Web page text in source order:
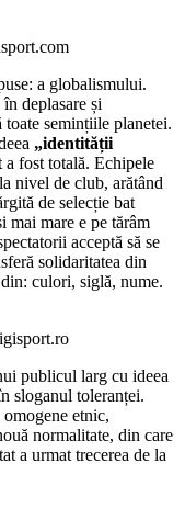
a globalismului.
deplasare și
semințiile planetei.
„identității
fost totală. Echipele
nivel de club, arătând
de selecție bat
mai mare e pe tărâm
acceptă să se
solidaritatea din
culori, siglă, nume.
publicul larg cu ideea
sloganul toleranței.
etnic,
normalitate, din care
a urmat trecerea de la